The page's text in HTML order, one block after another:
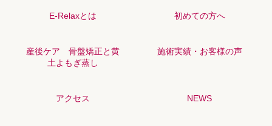
E-Relaxとは 初めての方へ
産後ケア 骨盤矯正と黄
土よもぎ蒸し
施術実績・お客様の声
アクセス NEWS